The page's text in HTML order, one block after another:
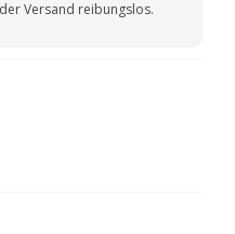
Versand reibungslos.